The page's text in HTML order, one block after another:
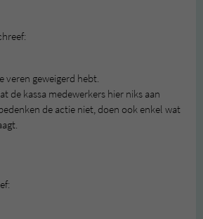
veren geweigerd hebt.
de kassa medewerkers hier niks aan
de actie niet, doen ook enkel wat